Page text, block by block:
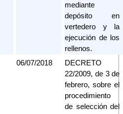
mediante
depósito en
vertedero y la
ejecución de los
rellenos.
06/07/2018
DECRETO
22/2009, de 3 de
febrero, sobre el
procedimiento
de selección del